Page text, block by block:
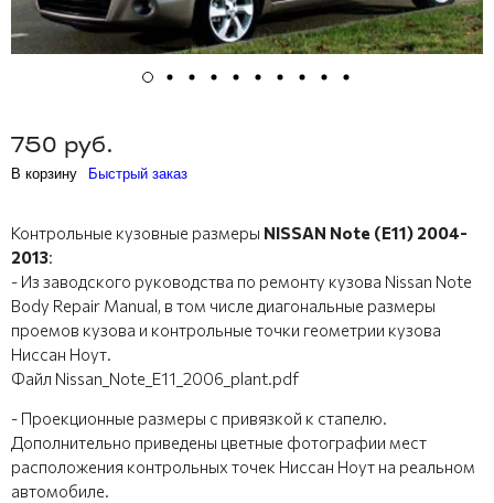
750 руб.
В корзину Быстрый заказ
Контрольные кузовные размеры NISSAN Note (E11) 2004-
2013:
- Из заводского руководства по ремонту кузова Nissan Note
Body Repair Manual, в том числе диагональные размеры
проемов кузова и контрольные точки геометрии кузова
Ниссан Ноут.
Файл Nissan_Note_E11_2006_plant.pdf
- Проекционные размеры с привязкой к стапелю.
Дополнительно приведены цветные фотографии мест
расположения контрольных точек Ниссан Ноут на реальном
автомобиле.